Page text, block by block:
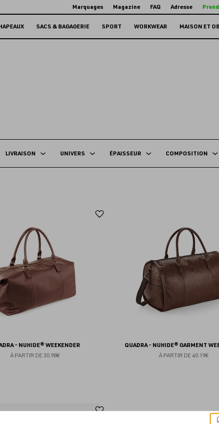
Marquages Magazine FAQ Adresse
SACS & BAGAGERIE SPORT WORKWEAR MAISON ET
LIVRAISON UNIVERS ÉPAISSEUR COMPOSITION
- NUHIDE® WEEKENDER
À PARTIR DE 30.98€
QUADRA - NUHIDE® GARMENT
À PARTIR DE 40.19€
Ajouter